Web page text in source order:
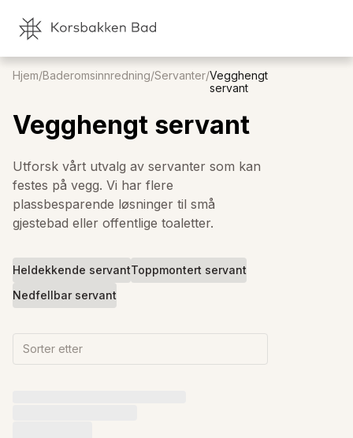
Hjem/Baderomsinnredning/Servanter/Vegghengt
servant
Vegghengt servant
Utforsk vårt utvalg av servanter som kan
festes på vegg. Vi har flere
plassbesparende løsninger til små
gjestebad eller offentlige toaletter.
Heldekkende servantToppmontert servant
Nedfellbar servant
Sorter etter